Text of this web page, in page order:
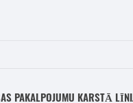
PAKALPOJUMU KARSTĀ